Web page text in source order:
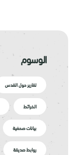
الوسوم
تقارير حول القدس
الخرائط
بيانات صحفية
روابط صديقة